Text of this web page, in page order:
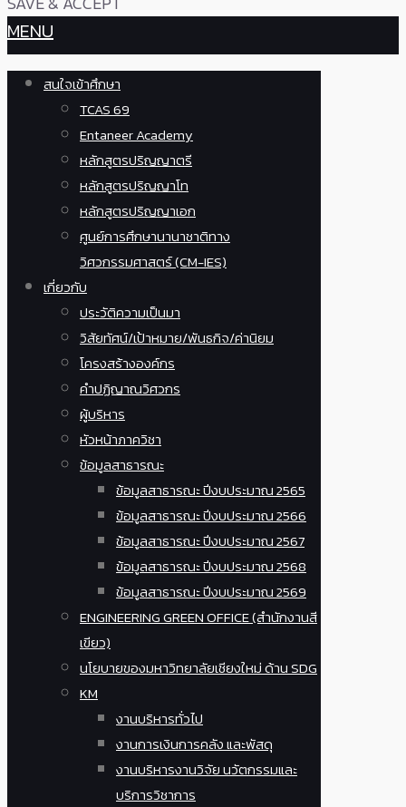
MENU
สนใจเข้าศึกษา
TCAS 69
Entaneer Academy
หลักสูตรปริญญาตรี
หลักสูตรปริญญาโท
หลักสูตรปริญญาเอก
ศูนย์การศึกษานานาชาติทาง
วิศวกรรมศาสตร์ (CM-IES)
เกี่ยวกับ
ประวัติความเป็นมา
วิสัยทัศน์/เป้าหมาย/พันธกิจ/ค่านิยม
โครงสร้างองค์กร
คำปฏิญาณวิศวกร
ผู้บริหาร
หัวหน้าภาควิชา
ข้อมูลสาธารณะ
ข้อมูลสาธารณะ ปีงบประมาณ 2565
ข้อมูลสาธารณะ ปีงบประมาณ 2566
ข้อมูลสาธารณะ ปีงบประมาณ 2567
ข้อมูลสาธารณะ ปีงบประมาณ 2568
ข้อมูลสาธารณะ ปีงบประมาณ 2569
ENGINEERING GREEN OFFICE (สำนักงานสี
เขียว)
นโยบายของมหาวิทยาลัยเชียงใหม่ ด้าน SDG
KM
งานบริหารทั่วไป
งานการเงินการคลัง และพัสดุ
งานบริหารงานวิจัย นวัตกรรมและ
บริการวิชาการ